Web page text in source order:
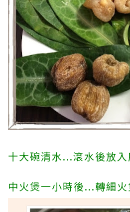
十大碗清水...滾水後放
中火煲一小時後...轉細